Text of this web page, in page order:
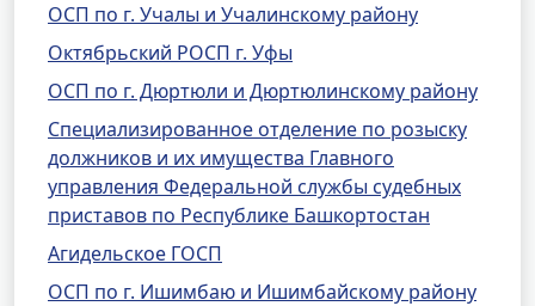
ОСП по г. Учалы и Учалинскому району
Октябрьский РОСП г. Уфы
ОСП по г. Дюртюли и Дюртюлинскому району
Специализированное отделение по розыску
должников и их имущества Главного
управления Федеральной службы судебных
приставов по Республике Башкортостан
Агидельское ГОСП
ОСП по г. Ишимбаю и Ишимбайскому району